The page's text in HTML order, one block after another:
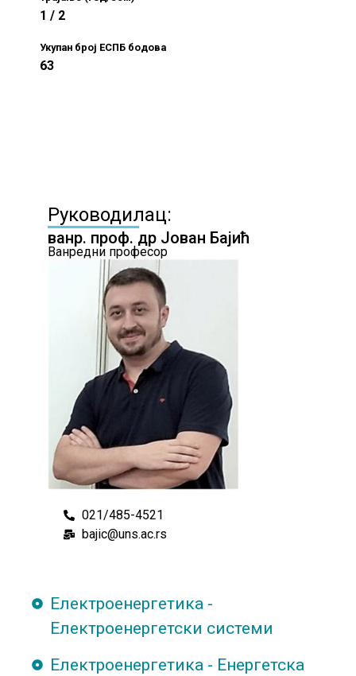
1 / 2
Укупан број ЕСПБ бодова
63
Руководилац:
ванр. проф. др Јован Бајић
Ванредни професор
021/485-4521
bajic@uns.ac.rs
Електроенергетика -
Електроенергетски системи
Електроенергетика - Енергетска